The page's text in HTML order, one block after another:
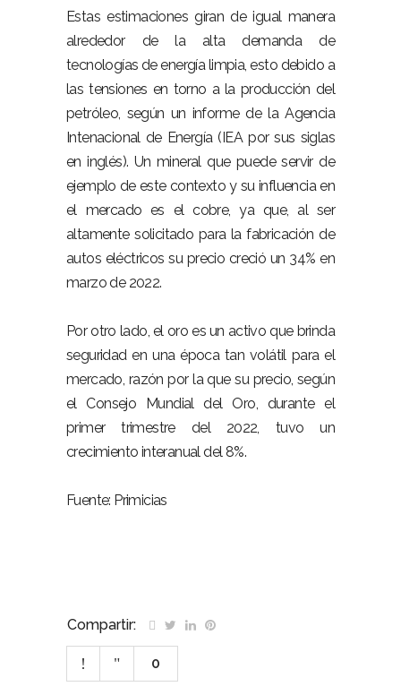
Estas estimaciones giran de igual manera
alrededor de la alta demanda de
tecnologías de energía limpia, esto debido a
las tensiones en torno a la producción del
petróleo, según un informe de la Agencia
Intenacional de Energía (IEA por sus siglas
en inglés). Un mineral que puede servir de
ejemplo de este contexto y su influencia en
el mercado es el cobre, ya que, al ser
altamente solicitado para la fabricación de
autos eléctricos su precio creció un 34% en
marzo de 2022.
Por otro lado, el oro es un activo que brinda
seguridad en una época tan volátil para el
mercado, razón por la que su precio, según
el Consejo Mundial del Oro, durante el
primer trimestre del 2022, tuvo un
crecimiento interanual del 8%.
Fuente: Primicias
Compartir:
0